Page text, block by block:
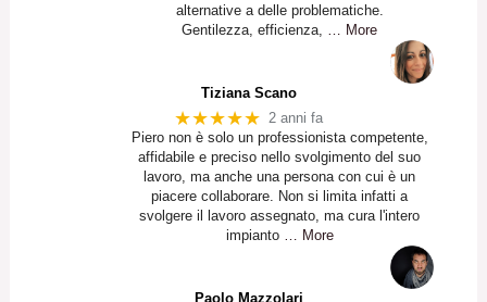
alternative a delle problematiche.
Gentilezza, efficienza,
… More
Tiziana Scano
★★★★★ 2 anni fa
Piero non è solo un professionista competente,
affidabile e preciso nello svolgimento del suo
lavoro, ma anche una persona con cui è un
piacere collaborare. Non si limita infatti a
svolgere il lavoro assegnato, ma cura l'intero
impianto
… More
Paolo Mazzolari